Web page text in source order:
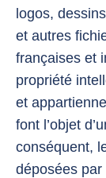
logos,
et autres
françaises et
propriété
et
font l’objet
conséquent,
déposées